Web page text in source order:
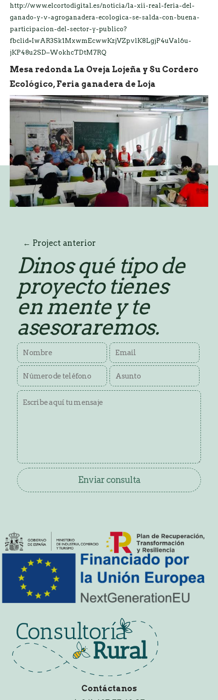
http://www.elcortodigital.es/noticia/la-xii-real-feria-del-
ganado-y-v-agroganadera-ecologica-se-salda-con-buena-
participacion-del-sector-y-publico?
fbclid=IwAR3Sk1MxwmEcwwKzjVZpvlK8LgjP4uVal6u-
jKP48u2SD–WokhcTDtM7RQ
Mesa redonda La Oveja Lojeña y Su Cordero
Ecológico, Feria ganadera de Loja
Navegación
entradas
← Project anterior
Dinos qué tipo de
proyecto tienes
en mente y te
asesoraremos.
Contáctanos